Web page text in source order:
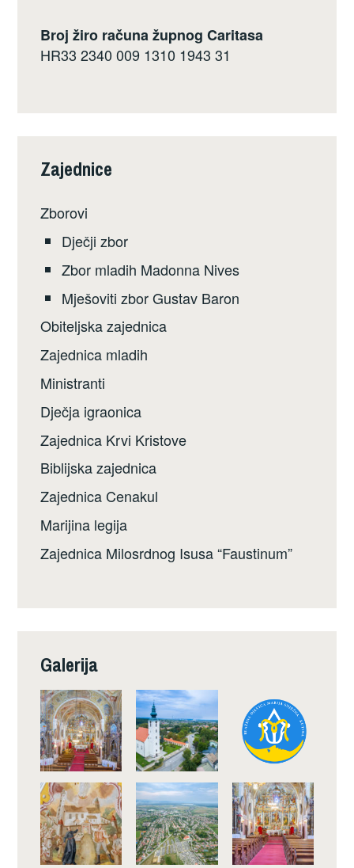
Broj žiro računa župnog Caritasa
HR33 2340 009 1310 1943 31
Zajednice
Zborovi
Dječji zbor
Zbor mladih Madonna Nives
Mješoviti zbor Gustav Baron
Obiteljska zajednica
Zajednica mladih
Ministranti
Dječja igraonica
Zajednica Krvi Kristove
Biblijska zajednica
Zajednica Cenakul
Marijina legija
Zajednica Milosrdnog Isusa “Faustinum”
Galerija